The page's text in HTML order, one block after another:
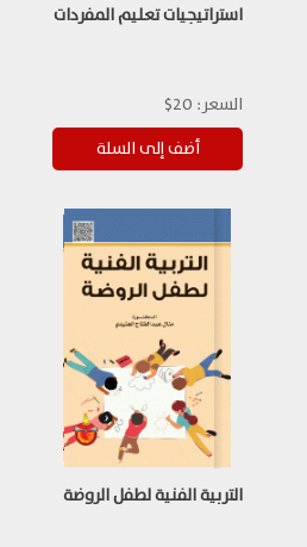
استراتيجيات تعليم المفردات
السعر: 20$
التربية الفنية لطفل الروضة